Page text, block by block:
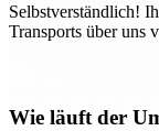
Selbstverständlich!
Transports über uns
Wie läuft der